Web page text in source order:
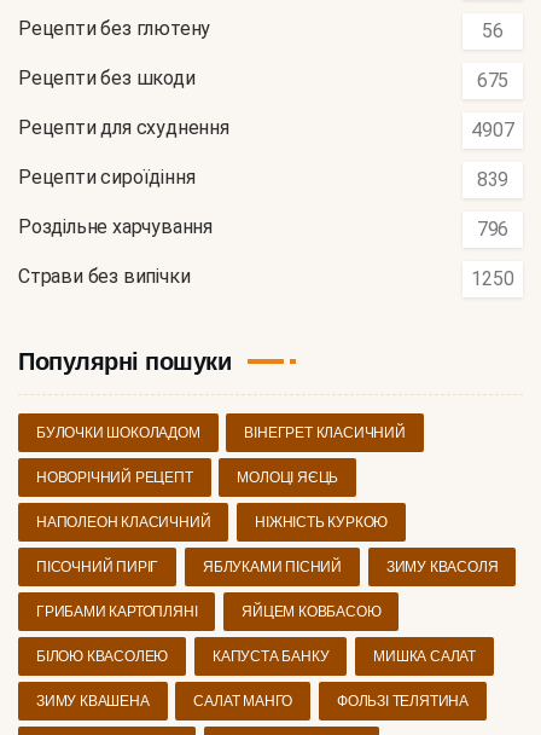
Рецепти без глютену 56
Рецепти без шкоди 675
Рецепти для схуднення 4907
Рецепти сироїдіння 839
Роздільне харчування 796
Страви без випічки 1250
Популярні пошуки
БУЛОЧКИ ШОКОЛАДОМ ВІНЕГРЕТ КЛАСИЧНИЙ
НОВОРІЧНИЙ РЕЦЕПТ МОЛОЦІ ЯЄЦЬ
НАПОЛЕОН КЛАСИЧНИЙ НІЖНІСТЬ КУРКОЮ
ПІСОЧНИЙ ПИРІГ ЯБЛУКАМИ ПІСНИЙ ЗИМУ КВАСОЛЯ
ГРИБАМИ КАРТОПЛЯНІ ЯЙЦЕМ КОВБАСОЮ
БІЛОЮ КВАСОЛЕЮ КАПУСТА БАНКУ МИШКА САЛАТ
ЗИМУ КВАШЕНА САЛАТ МАНГО ФОЛЬЗІ ТЕЛЯТИНА